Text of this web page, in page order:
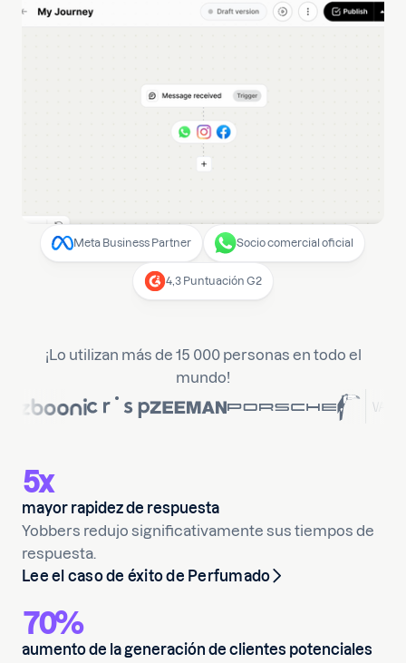
Meta Business Partner Socio comercial oficial
4,3 Puntuación G2
¡Lo utilizan más de 15 000 personas en todo el
mundo!
5x
mayor rapidez de respuesta
Yobbers redujo significativamente sus tiempos de
respuesta.
Lee el caso de éxito de Perfumado
70%
aumento de la generación de clientes potenciales